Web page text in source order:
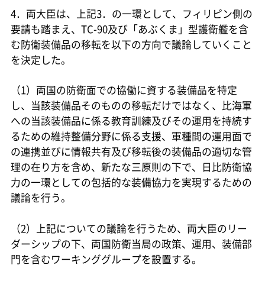
4．両大臣は、上記3．の一環として、フィリピン側の
要請も踏まえ、TC-90及び「あぶくま」型護衛艦を含
む防衛装備品の移転を以下の方向で議論していくこと
を決定した。
（1）両国の防衛面での協働に資する装備品を特定
し、当該装備品そのものの移転だけではなく、比海軍
への当該装備品に係る教育訓練及びその運用を持続す
るための維持整備分野に係る支援、軍種間の運用面で
の連携並びに情報共有及び移転後の装備品の適切な管
理の在り方を含め、新たな三原則の下で、日比防衛協
力の一環としての包括的な装備協力を実現するための
議論を行う。
（2）上記についての議論を行うため、両大臣のリー
ダーシップの下、両国防衛当局の政策、運用、装備部
門を含むワーキンググループを設置する。